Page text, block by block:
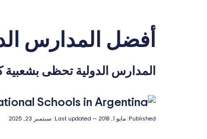
أفضل المدارس
المدارس الدولية تحظى بشعبية
Published: مايو 1, 2018 —
Last updated: سبتمبر 23, 2025